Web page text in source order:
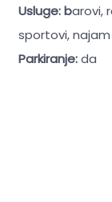
Usluge: barovi,
sportovi,
Parkiranje:da